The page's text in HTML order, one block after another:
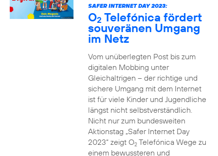
SAFER INTERNET DAY 2023:
O2 Telefónica fördert
souveränen Umgang
im Netz
Vom unüberlegten Post bis zum
digitalen Mobbing unter
Gleichaltrigen – der richtige und
sichere Umgang mit dem Internet
ist für viele Kinder und Jugendliche
längst nicht selbstverständlich.
Nicht nur zum bundesweiten
Aktionstag „Safer Internet Day
2023“ zeigt O2Telefónica Wege zu
einem bewussteren und